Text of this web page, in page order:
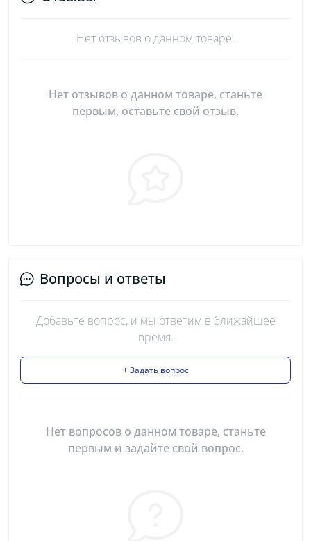
Нет отзывов о данном товаре.
Нет отзывов о данном товаре, станьте
первым, оставьте свой отзыв.
Вопросы и ответы
Добавьте вопрос, и мы ответим в ближайшее
время.
+ Задать вопрос
Нет вопросов о данном товаре, станьте
первым и задайте свой вопрос.